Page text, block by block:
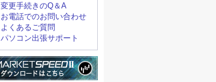
変更手続きのQ＆A
お電話でのお問い合わせ
よくあるご質問
パソコン出張サポート